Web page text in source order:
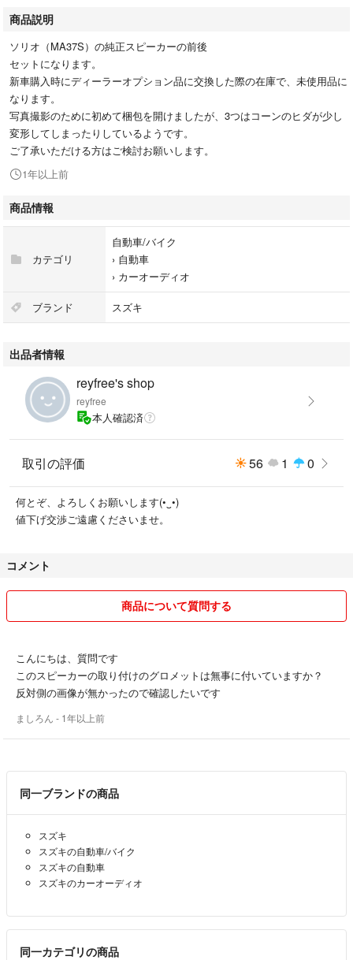
商品説明
ソリオ（MA37S）の純正スピーカーの前後
セットになります。
新車購入時にディーラーオプション品に交換した際の在庫で、未使用品に
なります。
写真撮影のために初めて梱包を開けましたが、3つはコーンのヒダが少し
変形してしまったりしているようです。
ご了承いただける方はご検討お願いします。
1年以上前
商品情報
カテゴリ
自動車/バイク
› 自動車
› カーオーディオ
ブランド スズキ
出品者情報
reyfree's shop
reyfree
本人確認済
取引の評価 56 1 0
何とぞ、よろしくお願いします(•‿•)
値下げ交渉ご遠慮くださいませ。
コメント
商品について質問する
こんにちは、質問です
このスピーカーの取り付けのグロメットは無事に付いていますか？
反対側の画像が無かったので確認したいです
ましろん - 1年以上前
同一ブランドの商品
スズキ
スズキの自動車/バイク
スズキの自動車
スズキのカーオーディオ
同一カテゴリの商品